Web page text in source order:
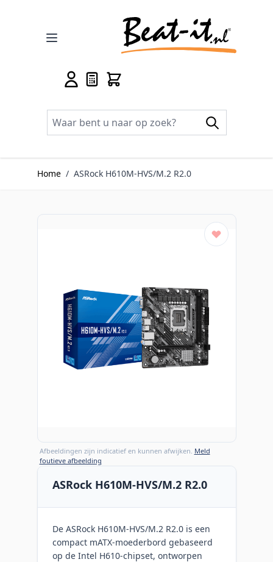
Home / ASRock H610M-HVS/M.2 R2.0
Afbeeldingen zijn indicatief en kunnen afwijken. Meld
foutieve afbeelding
ASRock H610M-HVS/M.2 R2.0
De ASRock H610M-HVS/M.2 R2.0 is een
compact mATX-moederbord gebaseerd
op de Intel H610-chipset, ontworpen